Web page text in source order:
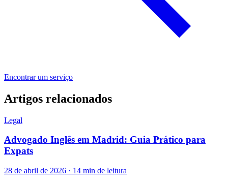
Encontrar um serviço
Artigos relacionados
Legal
Advogado Inglês em Madrid: Guia Prático para
Expats
28 de abril de 2026 · 14 min de leitura